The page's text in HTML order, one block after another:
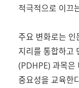
적극적으로 이끄
주요 변화로는
지리를 통합하고
(PDHPE) 과목은
중요성을 교육한